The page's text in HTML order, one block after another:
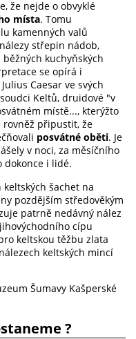
že nejde o obvyklé
místa. Tomu
kamenných valů
střepin nádob,
kuchyňských
se opírá i
Caesar ve svých
Keltů, druidové "v
místě..., kterýžto
rovněž připustit, že
posvátné oběti. Je
v noci, za měsíčního
dokonce i lidé.
šachet na
pozdějším středověkým
patrně nedávný nález
cípu
keltskou těžbu zlata
keltských mincí
Šumavy Kašperské
?